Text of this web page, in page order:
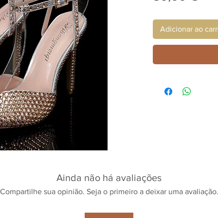
Adicionar ao
Ainda não há avaliações
Compartilhe sua opinião. Seja o primeiro a deixar uma avaliação.